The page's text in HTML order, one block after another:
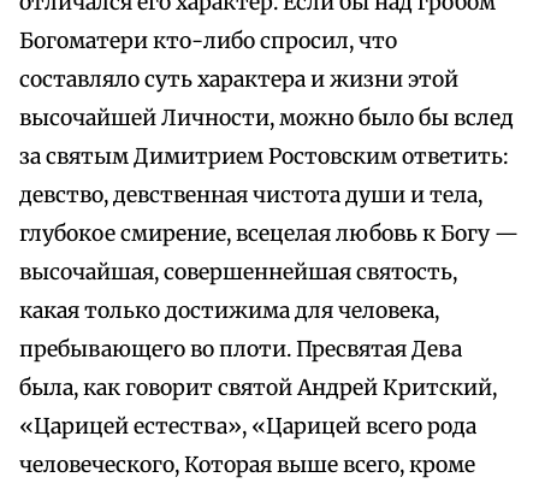
Богоматери кто-либо спросил, что
составляло суть характера и жизни этой
высочайшей Личности, можно было бы вслед
за святым Димитрием Ростовским ответить:
девство, девственная чистота души и тела,
глубокое смирение, всецелая любовь к Богу —
высочайшая, совершеннейшая святость,
какая только достижима для человека,
пребывающего во плоти. Пресвятая Дева
была, как говорит святой Андрей Критский,
«Царицей естества», «Царицей всего рода
человеческого, Которая выше всего, кроме